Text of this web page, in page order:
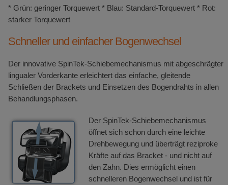
* Grün: geringer Torquewert * Blau: Standard-Torquewert * Rot:
starker Torquewert
Schneller und einfacher Bogenwechsel
Der innovative SpinTek-Schiebemechanismus mit abgeschrägter
lingualer Vorderkante erleichtert das einfache, gleitende
Schließen der Brackets und Einsetzen des Bogendrahts in allen
Behandlungsphasen.
Der SpinTek-Schiebemechanismus
öffnet sich schon durch eine leichte
Drehbewegung und überträgt reziproke
Kräfte auf das Bracket - und nicht auf
den Zahn. Dies ermöglicht einen
schnelleren Bogenwechsel und ist für